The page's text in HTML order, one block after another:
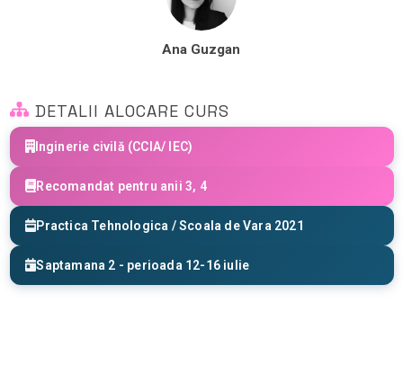
Ana Guzgan
DETALII ALOCARE CURS
Inginerie civilă (CCIA/ IEC)
Recomandat pentru anii 3, 4
Practica Tehnologica / Scoala de Vara 2021
Saptamana 2 - perioada 12-16 iulie